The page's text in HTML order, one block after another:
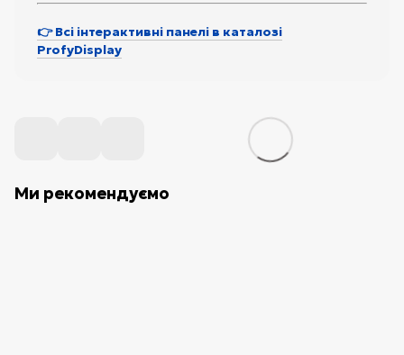
👉 Всі інтерактивні панелі в каталозі
ProfyDisplay
Ми рекомендуємо